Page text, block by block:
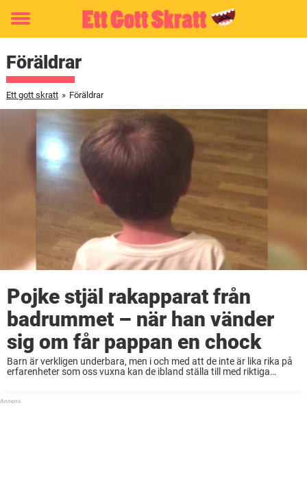
Toggle
Föräldrar
Ett gott skratt » Föräldrar
Pojke stjäl rakapparat från
badrummet – när han vänder
sig om får pappan en chock
Barn är verkligen underbara, men i och med att de inte är lika rika på
erfarenheter som oss vuxna kan de ibland ställa till med riktiga